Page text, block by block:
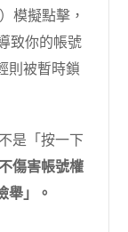
模擬點擊，
致你的帳號
則被暫時鎖
是「按一下
傷害帳號權
舉」。